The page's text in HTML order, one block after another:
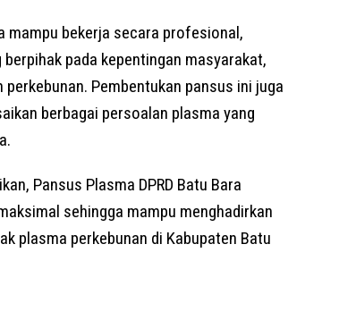
mampu bekerja secara profesional,
pada kepentingan masyarakat,
Pembentukan pansus ini juga
berbagai persoalan plasma yang
Pansus Plasma DPRD Batu Bara
sehingga mampu menghadirkan
plasma perkebunan di Kabupaten Batu